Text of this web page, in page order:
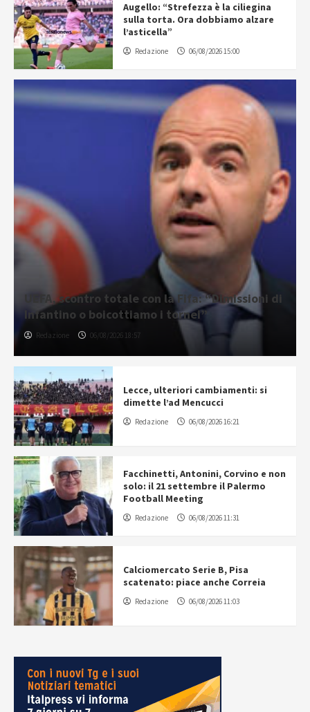
Augello: “Strefezza è la ciliegina
sulla torta. Ora dobbiamo alzare
l’asticella”
Redazione 06/08/2026 15:00
UEFA, scontro totale con la Fifa: “Dimissioni di
Infantino o boicottiamo i tornei”
Redazione 06/08/2026 18:57
Lecce, ulteriori cambiamenti: si
dimette l’ad Mencucci
Redazione 06/08/2026 16:21
Facchinetti, Antonini, Corvino e non
solo: il 21 settembre il Palermo
Football Meeting
Redazione 06/08/2026 11:31
Calciomercato Serie B, Pisa
scatenato: piace anche Correia
Redazione 06/08/2026 11:03